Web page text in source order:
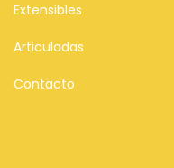
Extensibles
Articuladas
Contacto